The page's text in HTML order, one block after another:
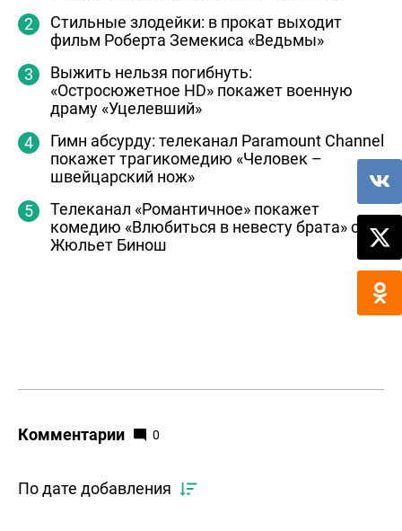
Стильные злодейки: в прокат выходит
фильм Роберта Земекиса «Ведьмы»
Выжить нельзя погибнуть:
«Остросюжетное HD» покажет военную
драму «Уцелевший»
Гимн абсурду: телеканал Paramount Channel
покажет трагикомедию «Человек –
швейцарский нож»
Телеканал «Романтичное» покажет
комедию «Влюбиться в невесту брата» с
Жюльет Бинош
Комментарии 0
По дате добавления